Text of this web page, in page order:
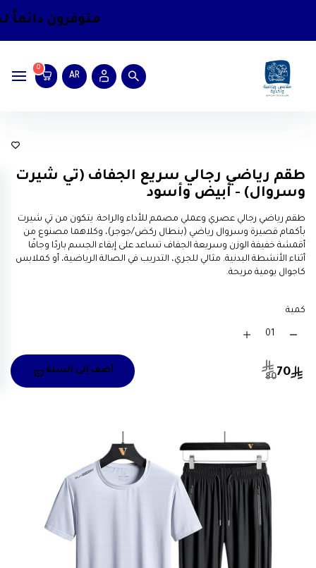
متوفرون دائماً
AR
0
طقم رياضي رجالي سريع الجفاف (تي شيرت
وسروال) - أبيض وأسود
طقم رياضي رجالي عصري وعملي مصمم للأداء والراحة. يتكون من تي شيرت
بأكمام قصيرة وسروال رياضي (بنطال ركض/جوجر)، وكلاهما مصنوع من
أقمشة خفيفة الوزن وسريعة الجفاف تساعد على إبقاء الجسم باردًا وجافًا
أثناء الأنشطة البدنية. مثالي للجري، التدريب في الصالة الرياضية، أو كملابس
كاجوال يومية مريحة.
كمية
70
80
أضف إلى السلة